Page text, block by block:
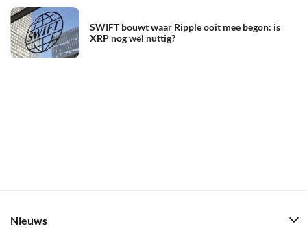
SWIFT bouwt waar Ripple ooit mee begon: is
XRP nog wel nuttig?
Nieuws